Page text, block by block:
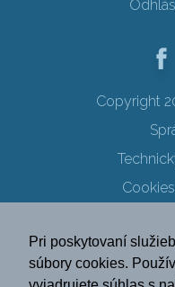
Pri poskytovaní
súbory cookies.
Copyright
Ochrana